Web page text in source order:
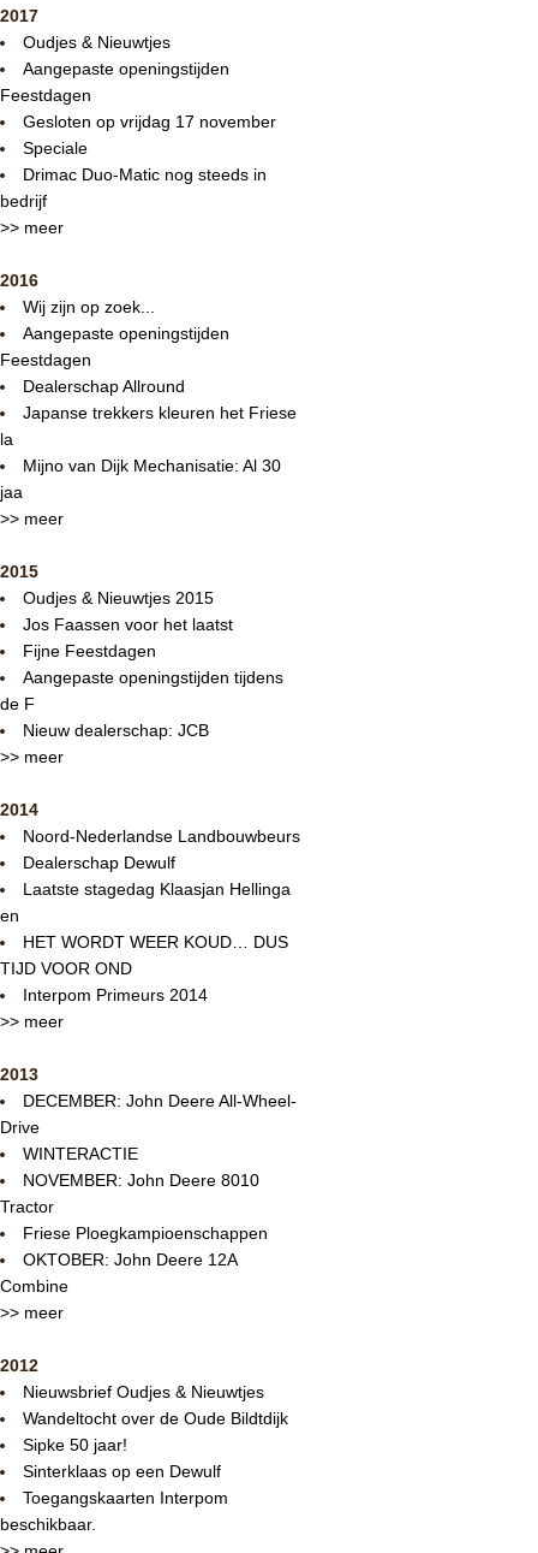
2017
Oudjes & Nieuwtjes
Aangepaste openingstijden
Feestdagen
Gesloten op vrijdag 17 november
Speciale
Drimac Duo-Matic nog steeds in
bedrijf
>> meer
2016
Wij zijn op zoek...
Aangepaste openingstijden
Feestdagen
Dealerschap Allround
Japanse trekkers kleuren het Friese
la
Mijno van Dijk Mechanisatie: Al 30
jaa
>> meer
2015
Oudjes & Nieuwtjes 2015
Jos Faassen voor het laatst
Fijne Feestdagen
Aangepaste openingstijden tijdens
de F
Nieuw dealerschap: JCB
>> meer
2014
Noord-Nederlandse Landbouwbeurs
Dealerschap Dewulf
Laatste stagedag Klaasjan Hellinga
en
HET WORDT WEER KOUD… DUS
TIJD VOOR OND
Interpom Primeurs 2014
>> meer
2013
DECEMBER: John Deere All-Wheel-
Drive
WINTERACTIE
NOVEMBER: John Deere 8010
Tractor
Friese Ploegkampioenschappen
OKTOBER: John Deere 12A
Combine
>> meer
2012
Nieuwsbrief Oudjes & Nieuwtjes
Wandeltocht over de Oude Bildtdijk
Sipke 50 jaar!
Sinterklaas op een Dewulf
Toegangskaarten Interpom
beschikbaar.